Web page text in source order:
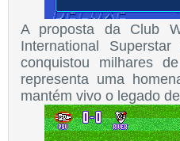
A proposta da Club
International
conquistou milhares
representa uma
mantém vivo o legado